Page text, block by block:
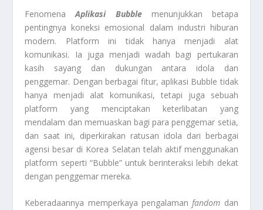
FenomenaAplikasi Bubblemenunjukkan betapa
pentingnya koneksi emosional dalam industri hiburan
modern. Platform ini tidak hanya menjadi alat
komunikasi. Ia juga menjadi wadah bagi pertukaran
kasih sayang dan dukungan antara idola dan
penggemar. Dengan berbagai fitur, aplikasi Bubble tidak
hanya menjadi alat komunikasi, tetapi juga sebuah
platform yang menciptakan keterlibatan yang
mendalam dan memuaskan bagi para penggemar setia,
dan saat ini, diperkirakan ratusan idola dari berbagai
agensi besar di Korea Selatan telah aktif menggunakan
platform seperti “Bubble” untuk berinteraksi lebih dekat
dengan penggemar mereka.
Keberadaannya memperkaya pengalamanfandom dan